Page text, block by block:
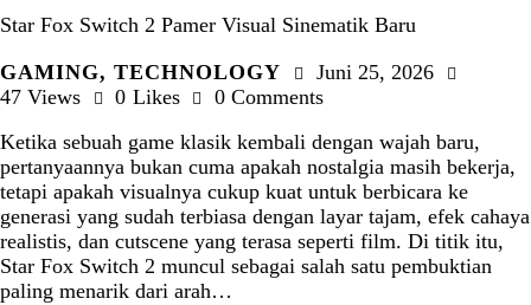
Star Fox Switch 2 Pamer Visual Sinematik Baru
GAMING, TECHNOLOGY
Juni 25, 2026
47 Views 0 Likes 0 Comments
Ketika sebuah game klasik kembali dengan wajah baru,
pertanyaannya bukan cuma apakah nostalgia masih bekerja,
tetapi apakah visualnya cukup kuat untuk berbicara ke
generasi yang sudah terbiasa dengan layar tajam, efek cahaya
realistis, dan cutscene yang terasa seperti film. Di titik itu,
Star Fox Switch 2 muncul sebagai salah satu pembuktian
paling menarik dari arah…